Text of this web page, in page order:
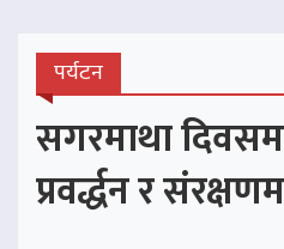
पर्यटन
सगरमाथा
प्रवर्द्धन र